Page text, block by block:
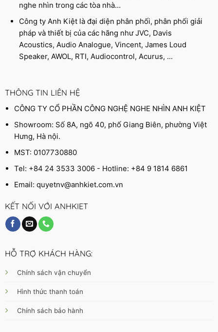
nghe nhìn trong các tòa nhà…
Công ty Anh Kiệt là đại diện phân phối, phân phối giải
pháp và thiết bị của các hãng như JVC, Davis
Acoustics, Audio Analogue, Vincent, James Loud
Speaker, AWOL, RTI, Audiocontrol, Acurus, ...
THÔNG TIN LIÊN HỆ
CÔNG TY CỔ PHẦN CÔNG NGHỆ NGHE NHÌN ANH KIỆT
Showroom: Số 8A, ngõ 40, phố Giang Biên, phường Việt
Hưng, Hà nội.
MST: 0107730880
Tel: +84 24 3533 3006 - Hotline: +84 9 1814 6861
Email:quyetnv@anhkiet.com.vn
KẾT NỐI VỚI ANHKIET
HỖ TRỢ KHÁCH HÀNG:
Chính sách vận chuyển
Hình thức thanh toán
Chính sách bảo hành